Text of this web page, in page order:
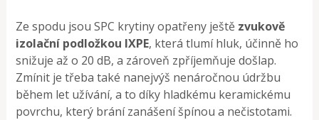
Ze spodu jsou SPC krytiny opatřeny ještě zvukově
izolační podložkou IXPE, která tlumí hluk, účinně ho
snižuje až o 20 dB, a zároveň zpříjemňuje došlap.
Zmínit je třeba také nanejvýš nenáročnou údržbu
během let užívání, a to díky hladkému keramickému
povrchu, který brání zanášení špínou a nečistotami.